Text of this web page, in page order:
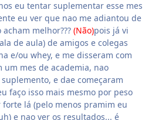
eu tentar suplementar esse mes
eu ver que nao me adiantou de
melhor??? (Não)pois já vi
de aula) de amigos e colegas
e/ou whey, e me disseram com
um mes de academia, nao
e dae começaram
faço isso mais mesmo por peso
lá (pelo menos pramim eu
e nao ver os resultados... é